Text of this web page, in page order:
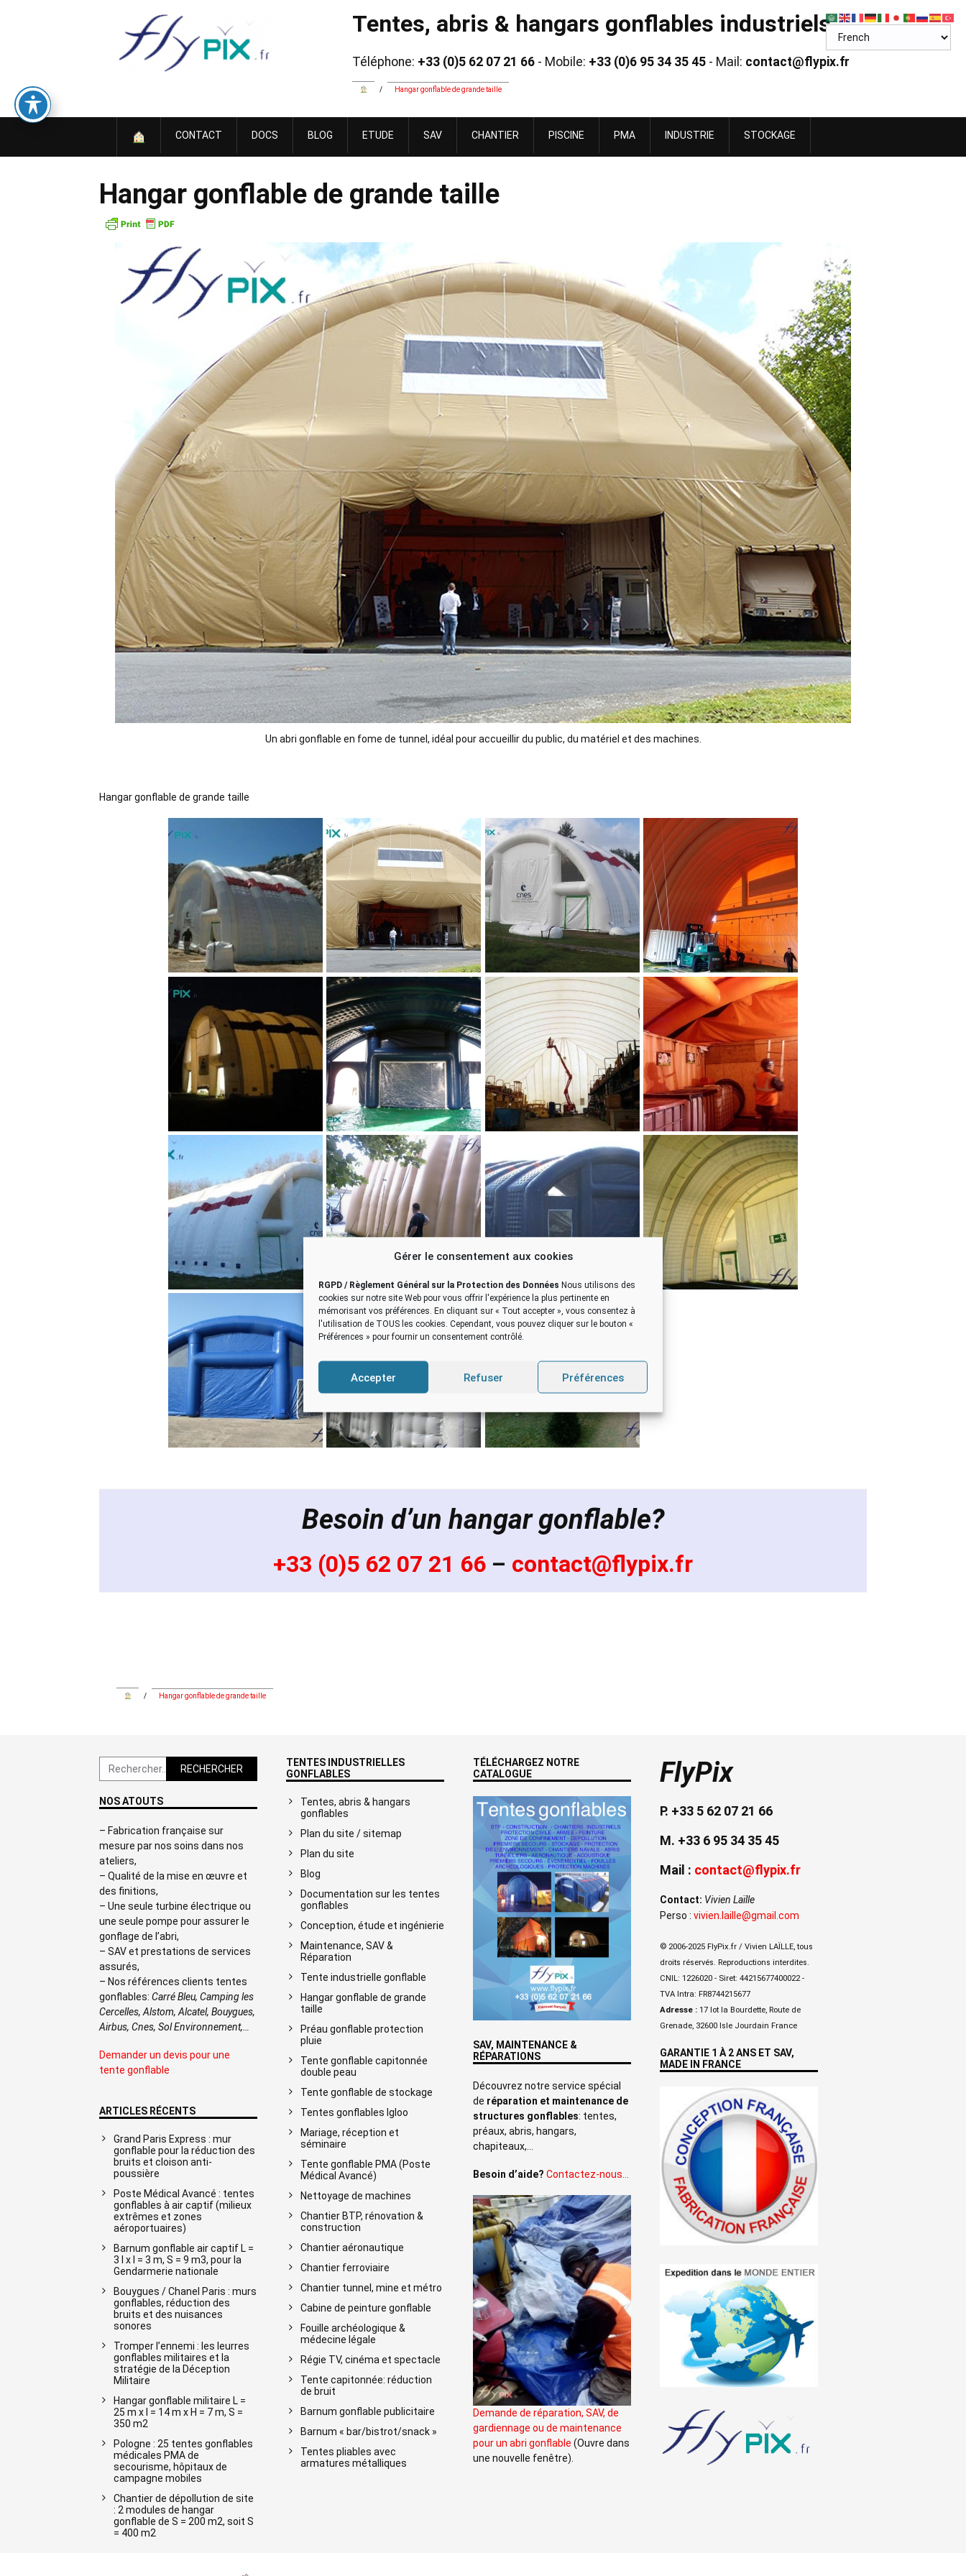
Gérer le consentement aux cookies
RGPD / Règlement Général sur la Protection des Données Nous utilisons des
cookies sur notre site Web pour vous offrir l'expérience la plus pertinente en
mémorisant vos préférences. En cliquant sur « Tout accepter », vous consentez à
l'utilisation de TOUS les cookies. Cependant, vous pouvez cliquer sur le bouton «
Préférences » pour fournir un consentement contrôlé.
Accepter Refuser Préférences
Tentes, abris & hangars gonflables industriels
Téléphone: +33 (0)5 62 07 21 66 - Mobile: +33 (0)6 95 34 35 45 - Mail: contact@flypix.fr
/ Hangar gonflable de grande taille
CONTACT DOCS BLOG ETUDE SAV CHANTIER PISCINE PMA INDUSTRIE STOCKAGE
Hangar gonflable de grande taille
Un abri gonflable en fome de tunnel, idéal pour accueillir du public, du matériel et des machines.
Hangar gonflable de grande taille
Besoin d’un hangar gonflable?
+33 (0)5 62 07 21 66 – contact@flypix.fr
/ Hangar gonflable de grande taille
Rechercher :
NOS ATOUTS
– Fabrication française sur
mesure par nos soins dans nos
ateliers,
– Qualité de la mise en œuvre et
des finitions,
– Une seule turbine électrique ou
une seule pompe pour assurer le
gonflage de l’abri,
– SAV et prestations de services
assurés,
– Nos références clients tentes
gonflables: Carré Bleu, Camping les
Cercelles, Alstom, Alcatel, Bouygues,
Airbus, Cnes, Sol Environnement,…
Demander un devis pour une
tente gonflable
ARTICLES RÉCENTS
Grand Paris Express : mur
gonflable pour la réduction des
bruits et cloison anti-
poussière
Poste Médical Avancé : tentes
gonflables à air captif (milieux
extrêmes et zones
aéroportuaires)
Barnum gonflable air captif L =
3 l x l = 3 m, S = 9 m3, pour la
Gendarmerie nationale
Bouygues / Chanel Paris : murs
gonflables, réduction des
bruits et des nuisances
sonores
Tromper l’ennemi : les leurres
gonflables militaires et la
stratégie de la Déception
Militaire
Hangar gonflable militaire L =
25 m x l = 14 m x H = 7 m, S =
350 m2
Pologne : 25 tentes gonflables
médicales PMA de
secourisme, hôpitaux de
campagne mobiles
Chantier de dépollution de site
: 2 modules de hangar
gonflable de S = 200 m2, soit S
= 400 m2
TENTES INDUSTRIELLES
GONFLABLES
Tentes, abris & hangars
gonflables
Plan du site / sitemap
Plan du site
Blog
Documentation sur les tentes
gonflables
Conception, étude et ingénierie
Maintenance, SAV &
Réparation
Tente industrielle gonflable
Hangar gonflable de grande
taille
Préau gonflable protection
pluie
Tente gonflable capitonnée
double peau
Tente gonflable de stockage
Tentes gonflables Igloo
Mariage, réception et
séminaire
Tente gonflable PMA (Poste
Médical Avancé)
Nettoyage de machines
Chantier BTP, rénovation &
construction
Chantier aéronautique
Chantier ferroviaire
Chantier tunnel, mine et métro
Cabine de peinture gonflable
Fouille archéologique &
médecine légale
Régie TV, cinéma et spectacle
Tente capitonnée: réduction
de bruit
Barnum gonflable publicitaire
Barnum « bar/bistrot/snack »
Tentes pliables avec
armatures métalliques
TÉLÉCHARGEZ NOTRE
CATALOGUE
SAV, MAINTENANCE &
RÉPARATIONS
Découvrez notre service spécial
de réparation et maintenance de
structures gonflables: tentes,
préaux, abris, hangars,
chapiteaux,…
Besoin d’aide? Contactez-nous…
Demande de réparation, SAV, de
gardiennage ou de maintenance
pour un abri gonflable (Ouvre dans
une nouvelle fenêtre).
FlyPix
P. +33 5 62 07 21 66
M. +33 6 95 34 35 45
Mail : contact@flypix.fr
Contact: Vivien Laïlle
Perso : vivien.laille@gmail.com
© 2006-2025 FlyPix.fr / Vivien LAÏLLE, tous
droits réservés. Reproductions interdites.
CNIL: 1226020 - Siret: 44215677400022 -
TVA Intra: FR8744215677
Adresse : 17 lot la Bourdette, Route de
Grenade, 32600 Isle Jourdain France
GARANTIE 1 À 2 ANS ET SAV,
MADE IN FRANCE